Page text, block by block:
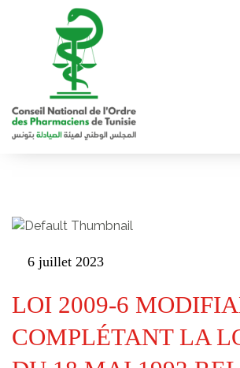
6 juillet 2023
LOI 2009-6
COMPLÉTANT LA